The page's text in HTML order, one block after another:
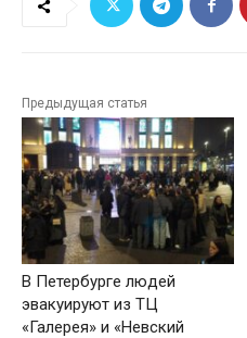
Предыдущая статья
В Петербурге людей
эвакуируют из ТЦ
«Галерея» и «Невский